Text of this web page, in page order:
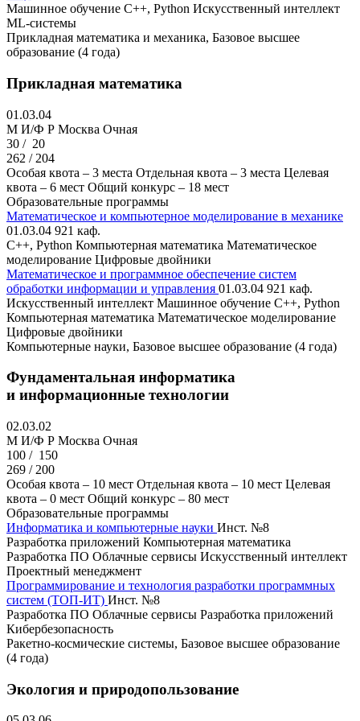
Машинное обучение C++, Python Искусственный интеллект
ML-системы
Прикладная математика и механика, Базовое высшее
образование (4 года)
Прикладная математика
01.03.04
M И/Ф Р Москва Очная
30 / 20
262 / 204
Особая квота – 3 места Отдельная квота – 3 места Целевая
квота – 6 мест Общий конкурс – 18 мест
Образовательные программы
Математическое и компьютерное моделирование в механике
01.03.04 921 каф.
С++, Python Компьютерная математика Математическое
моделирование Цифровые двойники
Математическое и программное обеспечение систем
обработки информации и управления 01.03.04 921 каф.
Искусственный интеллект Машинное обучение C++, Python
Компьютерная математика Математическое моделирование
Цифровые двойники
Компьютерные науки, Базовое высшее образование (4 года)
Фундаментальная информатика
и информационные технологии
02.03.02
M И/Ф Р Москва Очная
100 / 150
269 / 200
Особая квота – 10 мест Отдельная квота – 10 мест Целевая
квота – 0 мест Общий конкурс – 80 мест
Образовательные программы
Информатика и компьютерные науки Инст. №8
Разработка приложений Компьютерная математика
Разработка ПО Облачные сервисы Искусственный интеллект
Проектный менеджмент
Программирование и технология разработки программных
систем (ТОП-ИТ) Инст. №8
Разработка ПО Облачные сервисы Разработка приложений
Кибербезопасность
Ракетно-космические системы, Базовое высшее образование
(4 года)
Экология и природопользование